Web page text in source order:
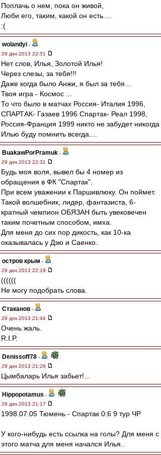
Поплачь о нем, пока он живой,
Люби его, таким, какой он есть....
:(
wolandyi -
29 дек 2013 22:51
Нет слов, Илья, Золотой Илья!
Через слезы, за тебя!!!
Даже когда было Анжи, я был за тебя...
Твоя игра - Космос ...
То что было в матчах Россия- Италия 1996,
СПАРТАК- Газаев 1996 Спартак- Реал 1998,
Россия-Франция 1999 никто не забудет никогда
Илью буду помнить всегда....
BuakawPorPramuk -
29 дек 2013 22:31
Будь моя воля, вывел бы 4 номер из
обращения в ФК "Спартак".
При всем уважении к Паршивлюку. Он поймет.
Такой волшебник, лидер, фантазиста, 6-
кратный чемпион ОБЯЗАН быть увековечен
таким почетным способом, имха.
Для меня до сих пор дикость, как 10-ка
оказывалась у Дзю и Саенко.
остров крым -
29 дек 2013 22:19
((((((
Не могу подобрать слова.
Cтаканов -
29 дек 2013 21:44
Очень жаль.
R.I.P.
Denissoff78 -
29 дек 2013 21:26
Цымбаларь Илья забьет!...
Hippopotamus -
29 дек 2013 21:17
1998.07.05 Тюмень - Спартак 0:6 9 тур ЧР
У кого-нибудь есть ссылка на голы? Для меня с
этого матча для меня начался Илья..